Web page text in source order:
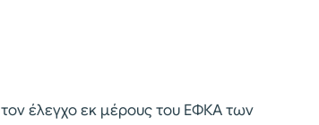
έλεγχο εκ μέρους του ΕΦΚΑ των